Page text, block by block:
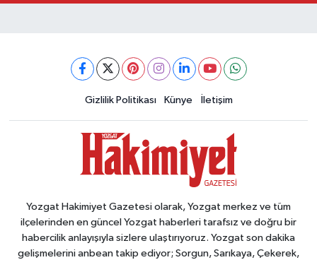
Gizlilik Politikası Künye İletişim
Yozgat Hakimiyet Gazetesi olarak, Yozgat merkez ve tüm
ilçelerinden en güncel Yozgat haberleri tarafsız ve doğru bir
habercilik anlayışıyla sizlere ulaştırıyoruz. Yozgat son dakika
gelişmelerini anbean takip ediyor; Sorgun, Sarıkaya, Çekerek,